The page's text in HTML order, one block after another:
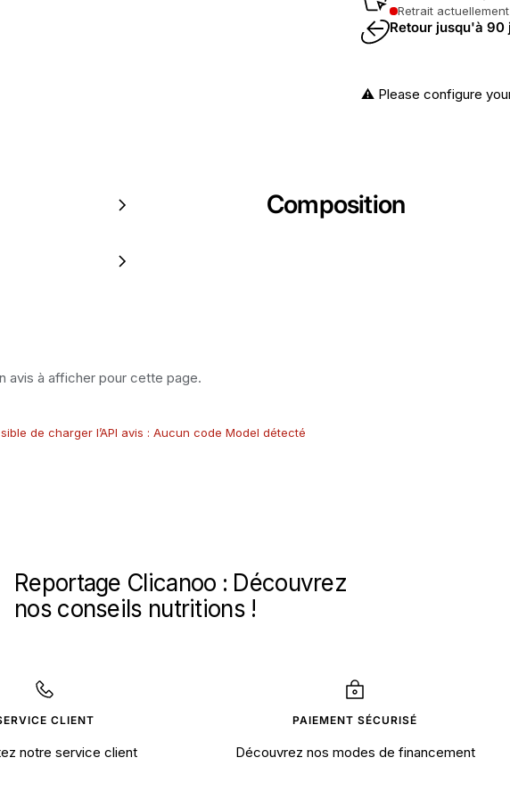
Retrait
Retour jusqu'à 90
⚠️ Please configure
Composition
avis à afficher pour cette page.
de charger l’API avis : Aucun code Model détecté
Reportage Clicanoo : Découvrez
nos conseils nutritions !
CLIENT
notre service client
PAIEMENT SÉCURISÉ
Découvrez nos modes de financement